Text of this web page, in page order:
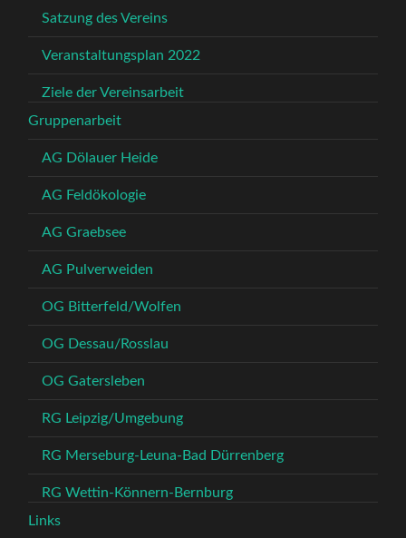
Satzung des Vereins
Veranstaltungsplan 2022
Ziele der Vereinsarbeit
Gruppenarbeit
AG Dölauer Heide
AG Feldökologie
AG Graebsee
AG Pulverweiden
OG Bitterfeld/Wolfen
OG Dessau/Rosslau
OG Gatersleben
RG Leipzig/Umgebung
RG Merseburg-Leuna-Bad Dürrenberg
RG Wettin-Könnern-Bernburg
Links